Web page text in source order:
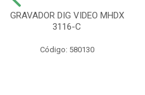
GRAVADOR DIG VIDEO MHDX
3116-C
Código: 580130